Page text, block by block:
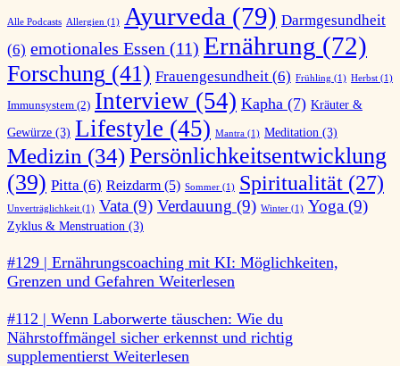
Alle Podcasts Allergien (1) Ayurveda (79) Darmgesundheit
(6) emotionales Essen (11) Ernährung (72)
Forschung (41) Frauengesundheit (6) Frühling (1) Herbst (1)
Immunsystem (2) Interview (54) Kapha (7) Kräuter &
Gewürze (3) Lifestyle (45) Mantra (1) Meditation (3)
Medizin (34)Persönlichkeitsentwicklung
(39) Pitta (6) Reizdarm (5) Sommer (1) Spiritualität (27)
Unverträglichkeit (1) Vata (9) Verdauung (9) Winter (1) Yoga (9)
Zyklus & Menstruation (3)
#129 | Ernährungscoaching mit KI: Möglichkeiten,
Grenzen und Gefahren Weiterlesen
#112 | Wenn Laborwerte täuschen: Wie du
Nährstoffmängel sicher erkennst und richtig
supplementierst Weiterlesen